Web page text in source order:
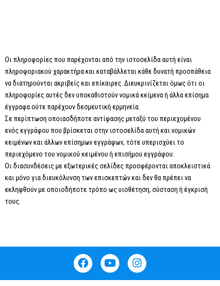
Οι πληροφορίες που παρέχονται από την ιστοσελίδα αυτή είναι
πληροφοριακού χαρακτήρα και καταβάλλεται κάθε δυνατή προσπάθεια
να διατηρούνται ακριβείς και επίκαιρες. Διευκρινίζεται όμως ότι οι
πληροφορίες αυτές δεν υποκαθιστούν νομικά κείμενα ή άλλα επίσημα
έγγραφα ούτε παρέχουν δεσμευτική ερμηνεία.
Σε περίπτωση οποιασδήποτε αντίφασης μεταξύ του περιεχομένου
ενός εγγράφου που βρίσκεται στην ιστοσελίδα αυτή και νομικών
κειμένων και άλλων επίσημων εγγράφων, τότε υπερισχύει το
περιεχόμενο του νομικού κειμένου ή επισήμου εγγράφου.
Οι διασυνδέσεις με εξωτερικές σελίδες προσφέρονται αποκλειστικά
και μόνο για διευκόλυνση των επισκεπτών και δεν θα πρέπει να
εκληφθούν με οποιοδήποτε τρόπο ως υιοθέτηση, σύσταση ή έγκρισή
τους.
F
a
c
Y
o
u
I
n
s